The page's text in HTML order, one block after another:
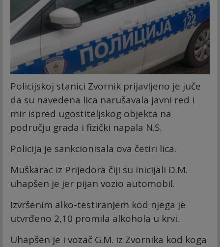
Policijskoj stanici Zvornik prijavljeno je juče
da su navedena lica narušavala javni red i
mir ispred ugostiteljskog objekta na
području grada i fizički napala N.S.
Policija je sankcionisala ova četiri lica.
Muškarac iz Prijedora čiji su inicijali D.M.
uhapšen je jer pijan vozio automobil.
Izvršenim alko-testiranjem kod njega je
utvrđeno 2,10 promila alkohola u krvi.
Uhapšen je i vozač G.M. iz Zvornika kod koga